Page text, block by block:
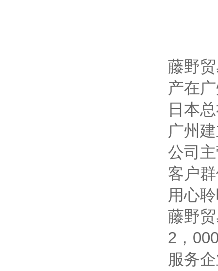
藤野
产在
日本
广州
公司
客户
用心
藤野
2，
服务